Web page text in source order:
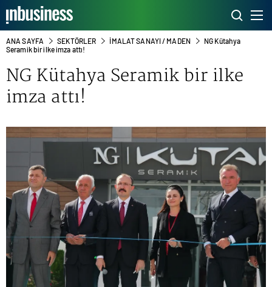
ANA SAYFA SEKTÖRLER İMALAT SANAYI / MADEN
NG Kütahya
Seramik bir ilke imza attı!
NG Kütahya Seramik bir ilke
imza attı!